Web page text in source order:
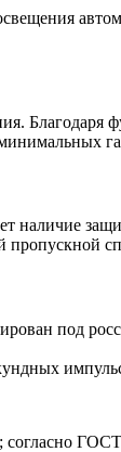
Благодаря
наличие
пропускной
под
согласно